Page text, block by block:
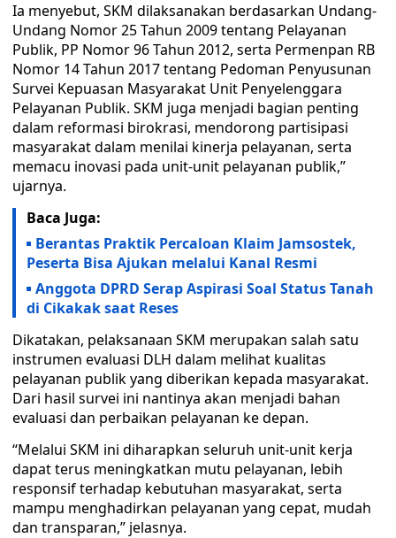
Ia menyebut, SKM dilaksanakan berdasarkan Undang-
Undang Nomor 25 Tahun 2009 tentang Pelayanan
Publik, PP Nomor 96 Tahun 2012, serta Permenpan RB
Nomor 14 Tahun 2017 tentang Pedoman Penyusunan
Survei Kepuasan Masyarakat Unit Penyelenggara
Pelayanan Publik. SKM juga menjadi bagian penting
dalam reformasi birokrasi, mendorong partisipasi
masyarakat dalam menilai kinerja pelayanan, serta
memacu inovasi pada unit-unit pelayanan publik,”
ujarnya.
Baca Juga:
Berantas Praktik Percaloan Klaim Jamsostek,
Peserta Bisa Ajukan melalui Kanal Resmi
Anggota DPRD Serap Aspirasi Soal Status Tanah
di Cikakak saat Reses
Dikatakan, pelaksanaan SKM merupakan salah satu
instrumen evaluasi DLH dalam melihat kualitas
pelayanan publik yang diberikan kepada masyarakat.
Dari hasil survei ini nantinya akan menjadi bahan
evaluasi dan perbaikan pelayanan ke depan.
“Melalui SKM ini diharapkan seluruh unit-unit kerja
dapat terus meningkatkan mutu pelayanan, lebih
responsif terhadap kebutuhan masyarakat, serta
mampu menghadirkan pelayanan yang cepat, mudah
dan transparan,” jelasnya.